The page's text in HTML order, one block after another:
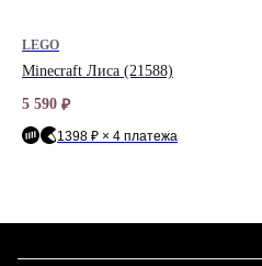
Minecraft Лиса (21588)
LEGO
5 590 ₽
1398 ₽ × 4 платежа